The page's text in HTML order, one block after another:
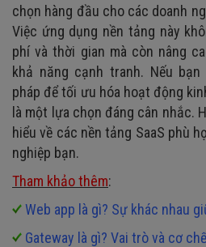
chọn hàng đầu cho các doanh
Việc ứng dụng nền tảng này
phí và thời gian mà còn nâng
khả năng cạnh tranh. Nếu
pháp để tối ưu hóa hoạt động
là một lựa chọn đáng cân nhắc.
hiểu về các nền tảng SaaS phù
nghiệp bạn.
Tham khảo thêm:
Web app là gì? Sự khác nhau
Gateway là gì? Vai trò và cơ